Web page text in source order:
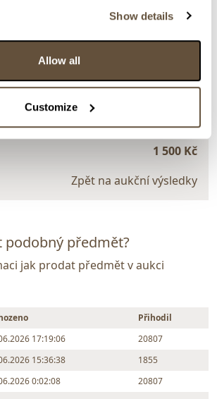
Show details
Allow all
Customize
Jana Budaře a Josefa Abrháma
Havla “Odcházení”
18.06.2026 20:21:00
1 000 Kč
1 500 Kč
Zpět na aukční výsledky
podobný předmět?
jak prodat předmět v aukci
Přihodil
17:19:06
20807
15:36:38
1855
0:02:08
20807